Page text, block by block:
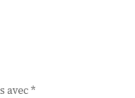
avec *